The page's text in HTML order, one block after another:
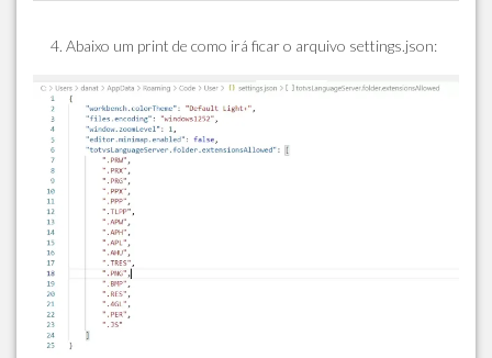
Abaixo um print de como irá ficar o arquivo settings.json: